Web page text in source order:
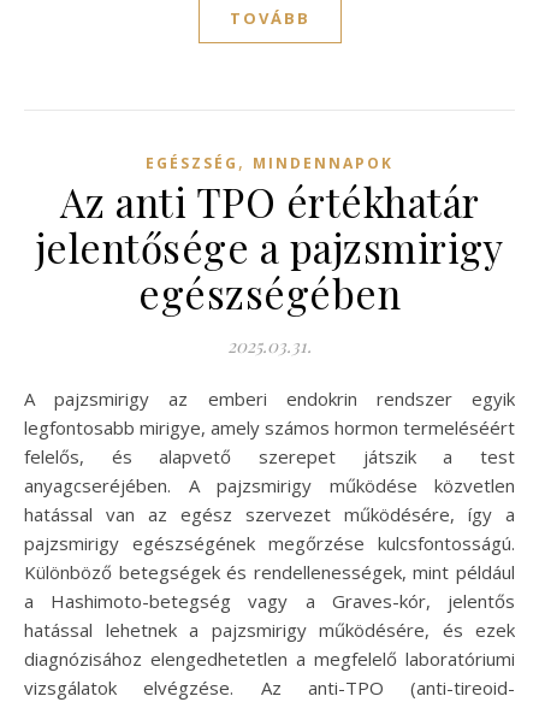
TOVÁBB
EGÉSZSÉG , MINDENNAPOK
Az anti TPO értékhatár
jelentősége a pajzsmirigy
egészségében
2025.03.31.
A pajzsmirigy az emberi endokrin rendszer egyik
legfontosabb mirigye, amely számos hormon termeléséért
felelős, és alapvető szerepet játszik a test
anyagcseréjében. A pajzsmirigy működése közvetlen
hatással van az egész szervezet működésére, így a
pajzsmirigy egészségének megőrzése kulcsfontosságú.
Különböző betegségek és rendellenességek, mint például
a Hashimoto-betegség vagy a Graves-kór, jelentős
hatással lehetnek a pajzsmirigy működésére, és ezek
diagnózisához elengedhetetlen a megfelelő laboratóriumi
vizsgálatok elvégzése. Az anti-TPO (anti-tireoid-